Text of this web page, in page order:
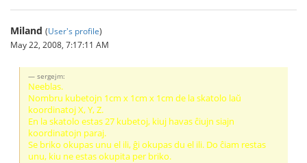
Miland (User's profile)
May 22, 2008, 7:17:11 AM
sergejm:
Neeblas.
Nombru kubetojn 1cm x 1cm x 1cm de la skatolo laŭ
koordinatoj X, Y, Z.
En la skatolo estas 27 kubetoj, kiuj havas ĉiujn siajn
koordinatojn paraj.
Se briko okupas unu el ili, ĝi okupas du el ili. Do ĉiam restas
unu, kiu ne estas okupita per briko.